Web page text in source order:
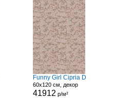
Funny Girl Cipria D
60x120 см, декор
41912 р/м²